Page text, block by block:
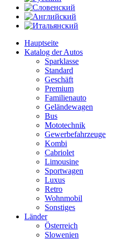
Hauptseite
Katalog der Autos
Sparklasse
Standard
Geschäft
Premium
Familienauto
Geländewagen
Bus
Mototechnik
Gewerbefahrzeuge
Kombi
Cabriolet
Limousine
Sportwagen
Luxus
Retro
Wohnmobil
Sonstiges
Länder
Österreich
Slowenien